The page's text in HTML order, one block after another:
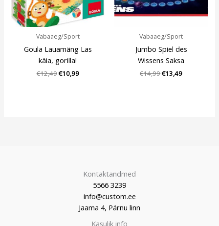
Vabaaeg/Sport
Goula Lauamäng Las
käia, gorilla!
€12,49€10,99
Vabaaeg/Sport
Jumbo Spiel des
Wissens Saksa
€14,99€13,49
Kontaktandmed
5566 3239
info@custom.ee
Jaama 4, Pärnu linn
Kasulik info